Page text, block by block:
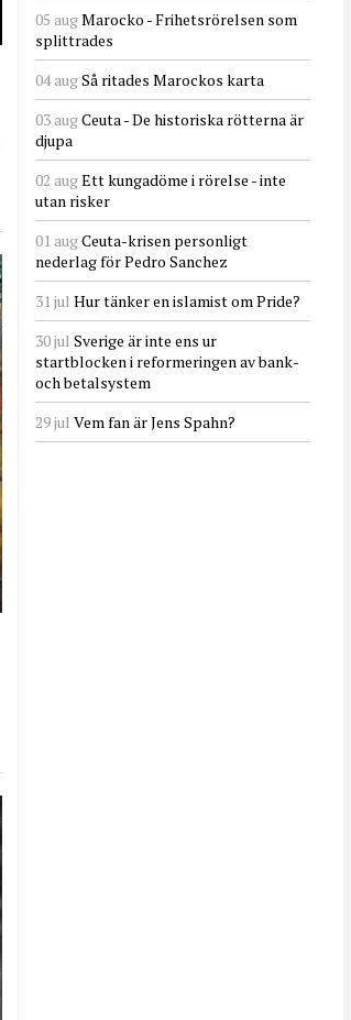
05 augMarocko - Frihetsrörelsen som
splittrades
04 augSå ritades Marockos karta
03 augCeuta - De historiska rötterna är
djupa
02 augEtt kungadöme i rörelse - inte
utan risker
01 augCeuta-krisen personligt
nederlag för Pedro Sanchez
31 jul Hur tänker en islamist om Pride?
30 jul Sverige är inte ens ur
startblocken i reformeringen av bank-
och betalsystem
29 jul Vem fan är Jens Spahn?